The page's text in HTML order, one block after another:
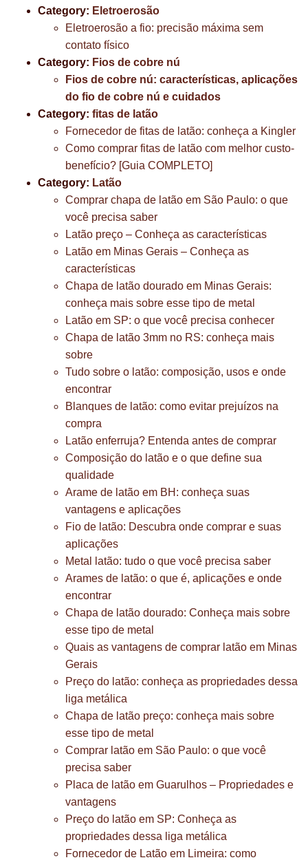
Category: Eletroerosão
Eletroerosão a fio: precisão máxima sem
contato físico
Category: Fios de cobre nú
Fios de cobre nú: características, aplicações
do fio de cobre nú e cuidados
Category: fitas de latão
Fornecedor de fitas de latão: conheça a Kingler
Como comprar fitas de latão com melhor custo-
benefício? [Guia COMPLETO]
Category: Latão
Comprar chapa de latão em São Paulo: o que
você precisa saber
Latão preço – Conheça as características
Latão em Minas Gerais – Conheça as
características
Chapa de latão dourado em Minas Gerais:
conheça mais sobre esse tipo de metal
Latão em SP: o que você precisa conhecer
Chapa de latão 3mm no RS: conheça mais
sobre
Tudo sobre o latão: composição, usos e onde
encontrar
Blanques de latão: como evitar prejuízos na
compra
Latão enferruja? Entenda antes de comprar
Composição do latão e o que define sua
qualidade
Arame de latão em BH: conheça suas
vantagens e aplicações
Fio de latão: Descubra onde comprar e suas
aplicações
Metal latão: tudo o que você precisa saber
Arames de latão: o que é, aplicações e onde
encontrar
Chapa de latão dourado: Conheça mais sobre
esse tipo de metal
Quais as vantagens de comprar latão em Minas
Gerais
Preço do latão: conheça as propriedades dessa
liga metálica
Chapa de latão preço: conheça mais sobre
esse tipo de metal
Comprar latão em São Paulo: o que você
precisa saber
Placa de latão em Guarulhos – Propriedades e
vantagens
Preço do latão em SP: Conheça as
propriedades dessa liga metálica
Fornecedor de Latão em Limeira: como